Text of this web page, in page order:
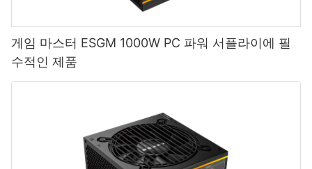
게임 마스터 ESGM 1000W PC 파워 서플라이에 필
수적인 제품